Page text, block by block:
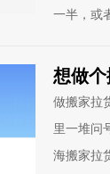
一半，或
想做
做搬家拉
里一堆问
海搬家拉